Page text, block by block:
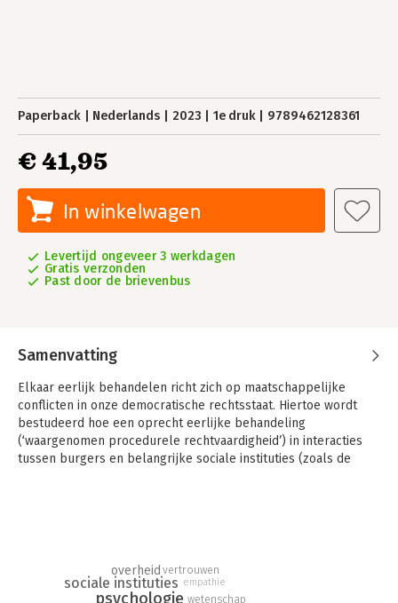
Paperback Nederlands 2023 1e druk 9789462128361
€ 41,95
In winkelwagen
Levertijd ongeveer 3 werkdagen
Gratis verzonden
Past door de brievenbus
Samenvatting
Elkaar eerlijk behandelen richt zich op maatschappelijke
conflicten in onze democratische rechtsstaat. Hiertoe wordt
bestudeerd hoe een oprecht eerlijke behandeling
(‘waargenomen procedurele rechtvaardigheid’) in interacties
tussen burgers en belangrijke sociale instituties (zoals de
In zijn analyse gaat Kees van den Bos na hoe en waarom
waargenomen procedurele rechtvaardigheid goede
psychologie
sociale instituties
overheid
wetenschap
vertrouwen
empathie